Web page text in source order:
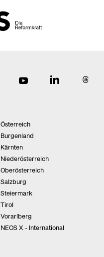
Österreich
Burgenland
Kärnten
Niederösterreich
Oberösterreich
Salzburg
Steiermark
Tirol
Vorarlberg
NEOS X - International